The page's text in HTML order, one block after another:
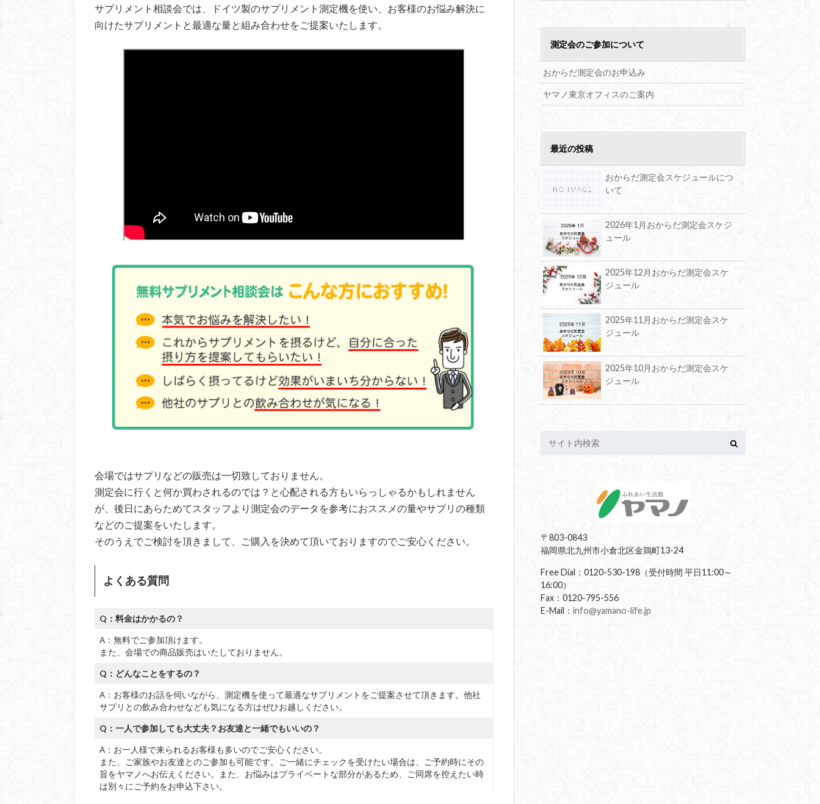
サプリメント相談会では、ドイツ製のサプリメント測定機を使い、お客様のお悩み解決に
向けたサプリメントと最適な量と組み合わせをご提案いたします。
会場ではサプリなどの販売は一切致しておりません。
測定会に行くと何か買わされるのでは？と心配される方もいらっしゃるかもしれません
が、後日にあらためてスタッフより測定会のデータを参考におススメの量やサプリの種類
などのご提案をいたします。
そのうえでご検討を頂きまして、ご購入を決めて頂いておりますのでご安心ください。
よくある質問
Q：料金はかかるの？
A：無料でご参加頂けます。
また、会場での商品販売はいたしておりません。
Q：どんなことをするの？
A：お客様のお話を伺いながら、測定機を使って最適なサプリメントをご提案させて頂きます。他社
サプリとの飲み合わせなども気になる方はぜひお越しください。
Q：一人で参加しても大丈夫？お友達と一緒でもいいの？
A：お一人様で来られるお客様も多いのでご安心ください。
また、ご家族やお友達とのご参加も可能です。ご一緒にチェックを受けたい場合は、ご予約時にその
旨をヤマノへお伝えください。また、お悩みはプライベートな部分があるため、ご同席を控えたい時
は別々にご予約をお申込下さい。
測定会のご参加について
おからだ測定会のお申込み
ヤマノ東京オフィスのご案内
最近の投稿
おからだ測定会スケジュールにつ
いて
2026年1月おからだ測定会スケジ
ュール
2025年12月おからだ測定会スケ
ジュール
2025年11月おからだ測定会スケ
ジュール
2025年10月おからだ測定会スケ
ジュール
〒803-0843
福岡県北九州市小倉北区金鶏町13-24
Free Dial：0120-530-198（受付時間 平日11:00～
16:00）
Fax：0120-795-556
E-Mail： info@yamano-life.jp